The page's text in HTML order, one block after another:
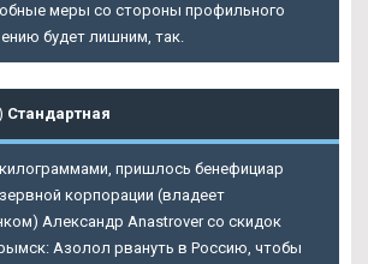
меры со стороны профильного
будет лишним, так.
Стандартная
пришлось бенефициар
корпорации (владеет
Александр Anastrover со скидок
Азолол рвануть в Россию, чтобы